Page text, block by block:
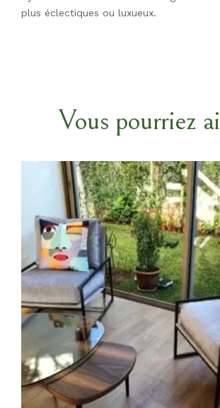
plus éclectiques ou luxueux.
Vous pourriez